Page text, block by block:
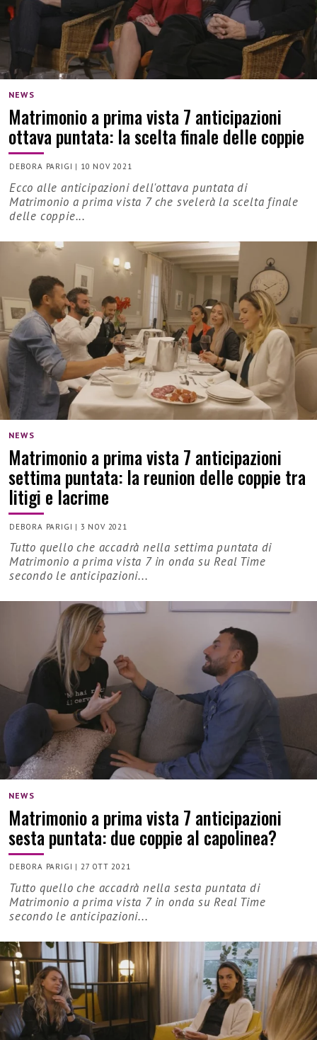
NEWS
Matrimonio a prima vista 7 anticipazioni
ottava puntata: la scelta finale delle coppie
DEBORA PARIGI | 10 NOV 2021
Ecco alle anticipazioni dell'ottava puntata di
Matrimonio a prima vista 7 che svelerà la scelta finale
delle coppie...
NEWS
Matrimonio a prima vista 7 anticipazioni
settima puntata: la reunion delle coppie tra
litigi e lacrime
DEBORA PARIGI | 3 NOV 2021
Tutto quello che accadrà nella settima puntata di
Matrimonio a prima vista 7 in onda su Real Time
secondo le anticipazioni...
NEWS
Matrimonio a prima vista 7 anticipazioni
sesta puntata: due coppie al capolinea?
DEBORA PARIGI | 27 OTT 2021
Tutto quello che accadrà nella sesta puntata di
Matrimonio a prima vista 7 in onda su Real Time
secondo le anticipazioni...